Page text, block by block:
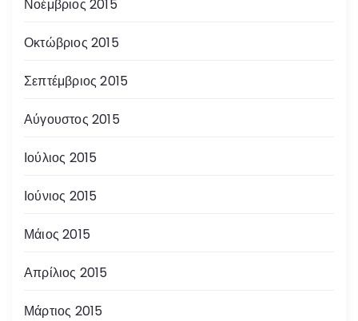
Νοέμβριος 2015
Οκτώβριος 2015
Σεπτέμβριος 2015
Αύγουστος 2015
Ιούλιος 2015
Ιούνιος 2015
Μάιος 2015
Απρίλιος 2015
Μάρτιος 2015